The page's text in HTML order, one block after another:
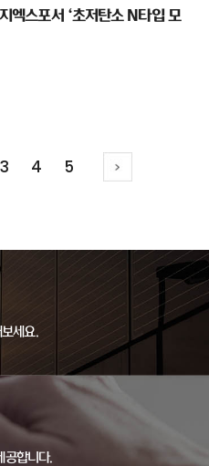
엑스포서 ‘초저탄소 N타입 모
3 4 5
세요.
공합니다.